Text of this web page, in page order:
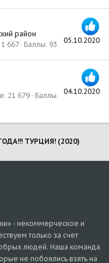
05.10.2020
район
1 667 Баллы 93
04.10.2020
21 679
Баллы
ТУРЦИЯ! (2020)
- некоммерческое и
только за счет
людей. Наша команда
не побоялись взять на